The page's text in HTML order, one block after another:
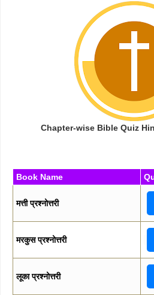
Chapter-wise Bible Quiz
Book Name
मत्ती प्रश्नोत्तरी
मरकुस प्रश्नोत्तरी
लूका प्रश्नोत्तरी